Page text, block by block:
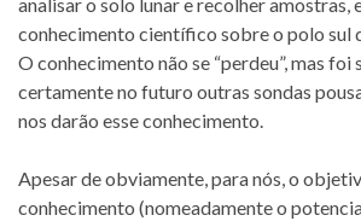
analisar o solo lunar e recolher amostras,
conhecimento científico sobre o polo sul
O conhecimento não se “perdeu”, mas foi
certamente no futuro outras sondas
nos darão esse conhecimento.
Apesar de obviamente, para nós, o
conhecimento (nomeadamente o